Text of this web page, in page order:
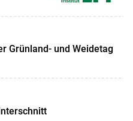
Grünland- und Weidetag